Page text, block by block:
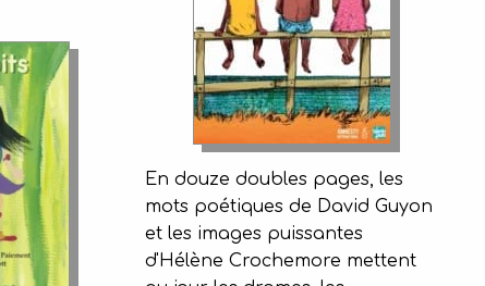
En douze doubles pages, les
mots poétiques de David Guyon
et les images puissantes
d'Hélène Crochemore mettent